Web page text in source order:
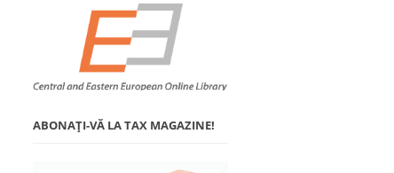
ABONAŢI-VĂ LA TAX MAGAZINE!